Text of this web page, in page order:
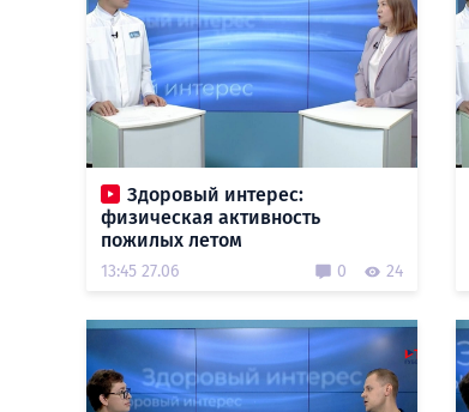
Здоровый интерес:
физическая активность
пожилых летом
13:45 27.06 0 24